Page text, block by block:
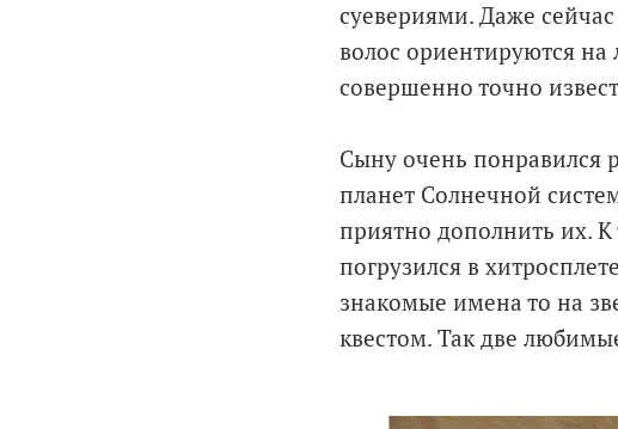
суевериями. Даже
волос ориентируются
совершенно точно
Сыну очень понравился
планет Солнечной
приятно дополнить их. К
погрузился в
знакомые имена то на
квестом. Так две